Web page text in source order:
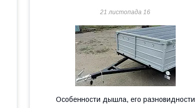
21 листопада 16
Особенности дышла, его разновидности